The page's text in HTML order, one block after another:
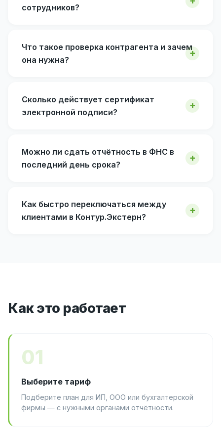
сотрудников?
Что такое проверка контрагента и зачем
она нужна?
Сколько действует сертификат
электронной подписи?
Можно ли сдать отчётность в ФНС в
последний день срока?
Как быстро переключаться между
клиентами в Контур.Экстерн?
Как это работает
01
Выберите тариф
Подберите план для ИП, ООО или бухгалтерской
фирмы — с нужными органами отчётности.